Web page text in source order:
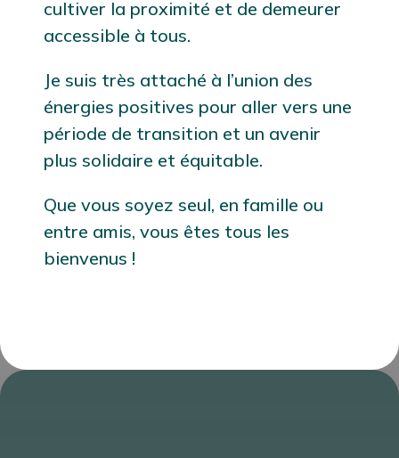
cultiver la proximité et de demeurer
accessible à tous.
Je suis très attaché à l’union des
énergies positives pour aller vers une
période de transition et un avenir
plus solidaire et équitable.
Que vous soyez seul, en famille ou
entre amis, vous êtes tous les
bienvenus !